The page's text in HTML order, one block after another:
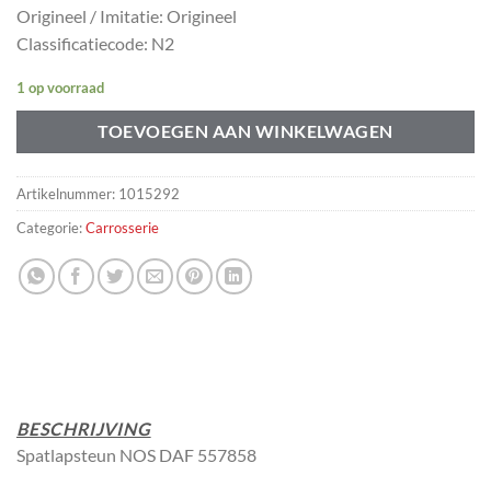
Origineel / Imitatie: Origineel
Classificatiecode: N2
1 op voorraad
TOEVOEGEN AAN WINKELWAGEN
Artikelnummer: 1015292
Categorie:Carrosserie
BESCHRIJVING
Spatlapsteun NOS DAF 557858